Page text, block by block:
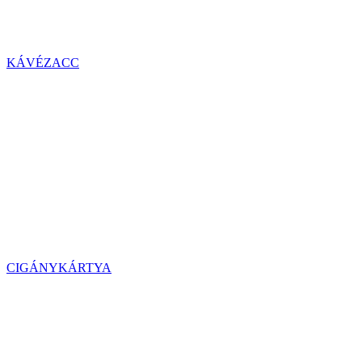
KÁVÉZACC
CIGÁNYKÁRTYA